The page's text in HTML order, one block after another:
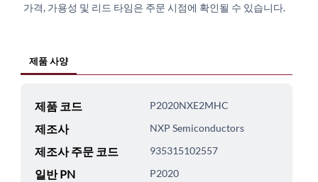
가격, 가용성 및 리드 타임은 주문 시점에 확인될 수 있습니다.
제품 사양
제품 코드 P2020NXE2MHC
제조사 NXP Semiconductors
제조사 주문 코드 935315102557
일반 PN P2020